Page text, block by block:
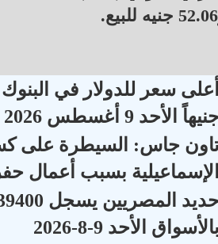
الأحد 9 أغسطس 2026
جاس: السيطرة على
بسبب أعمال
الأحد 9-8-2026